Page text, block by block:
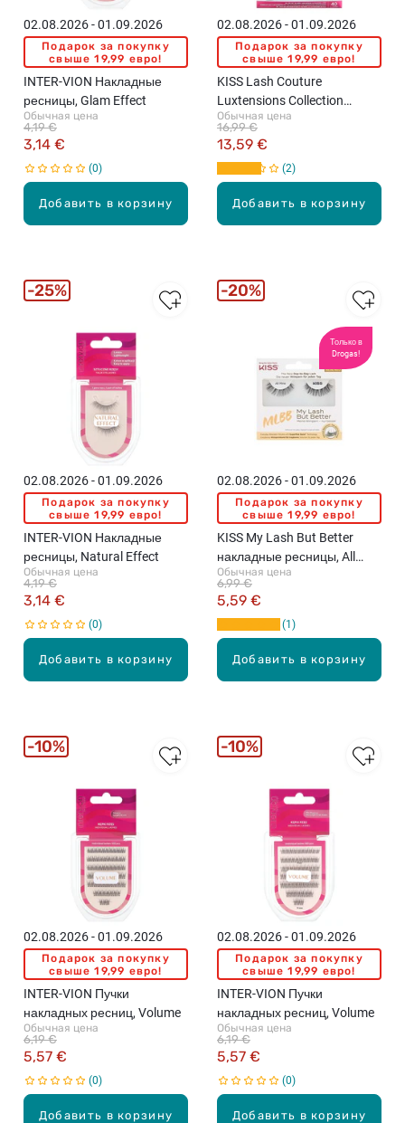
Добавить в корзину
02.08.2026 - 01.09.2026
Подарок за покупку
свыше 19,99 евро!
INTER-VION Накладные
ресницы, Glam Effect
Обычная цена
3,14 €
4,19 €
0
Добавить в корзину
02.08.2026 - 01.09.2026
Подарок за покупку
свыше 19,99 евро!
KISS Lash Couture
Luxtensions Collection
накладные ресницы
Обычная цена
13,59 €
16,99 €
2
Добавить в корзину
02.08.2026 - 01.09.2026
Подарок за покупку
свыше 19,99 евро!
INTER-VION Накладные
ресницы, Natural Effect
Обычная цена
3,14 €
4,19 €
0
25%
Только в
Drogas!
Добавить в корзину
02.08.2026 - 01.09.2026
Подарок за покупку
свыше 19,99 евро!
KISS My Lash But Better
накладные ресницы, All
Mine
Обычная цена
5,59 €
6,99 €
1
20%
Добавить в корзину
02.08.2026 - 01.09.2026
Подарок за покупку
свыше 19,99 евро!
INTER-VION Пучки
накладных ресниц, Volume
Обычная цена
5,57 €
6,19 €
0
10%
Добавить в корзину
02.08.2026 - 01.09.2026
Подарок за покупку
свыше 19,99 евро!
INTER-VION Пучки
накладных ресниц, Volume
Обычная цена
5,57 €
6,19 €
0
10%